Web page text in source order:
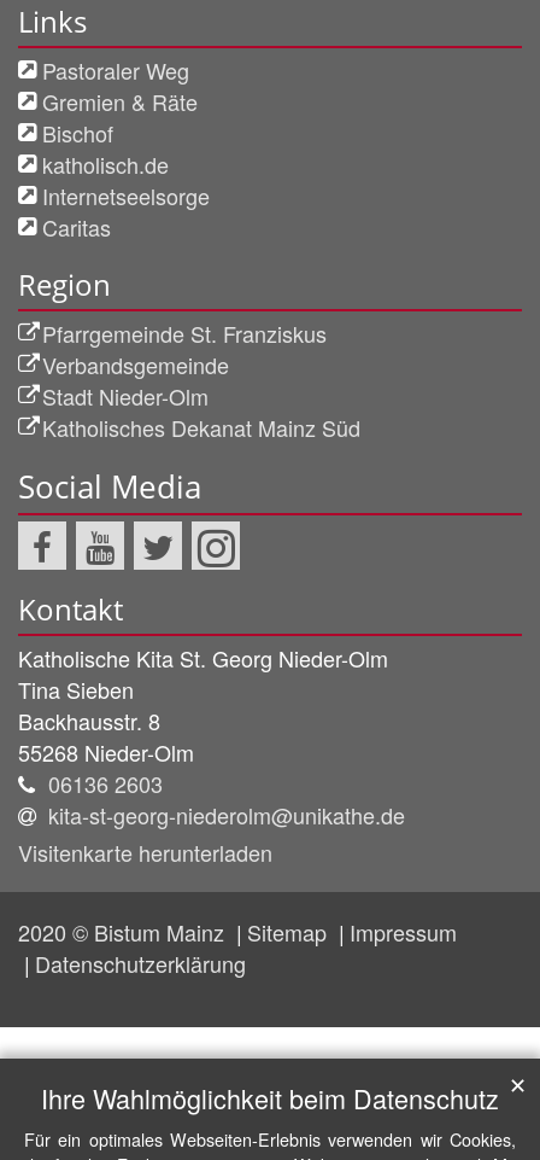
Links
Pastoraler Weg
Gremien & Räte
Bischof
katholisch.de
Internetseelsorge
Caritas
Region
Pfarrgemeinde St. Franziskus
Verbandsgemeinde
Stadt Nieder-Olm
Katholisches Dekanat Mainz Süd
Social Media
Kontakt
Katholische Kita St. Georg Nieder-Olm
Tina Sieben
Backhausstr. 8
55268 Nieder-Olm
06136 2603
kita-st-georg-niederolm@unikathe.de
Visitenkarte herunterladen
2020 © Bistum Mainz Sitemap
Impressum
Datenschutzerklärung
Ihre Wahlmöglichkeit beim Datenschutz
Für ein optimales Webseiten-Erlebnis verwenden wir Cookies,
✕